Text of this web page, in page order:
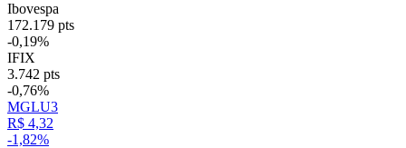
Ibovespa
172.179 pts
-0,19%
IFIX
3.742 pts
-0,76%
MGLU3
R$ 4,32
-1,82%